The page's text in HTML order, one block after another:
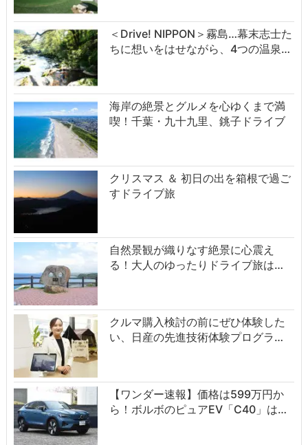
＜Drive! NIPPON＞霧島…幕末志士た
ちに想いをはせながら、4つの温泉…
海岸の絶景とグルメを心ゆくまで満
喫！千葉・九十九里、銚子ドライブ
クリスマス ＆ 初日の出を箱根で過ご
すドライブ旅
自然景観が織りなす絶景に心震え
る！大人のゆったりドライブ旅は…
クルマ購入検討の前にぜひ体験した
い、日産の先進技術体験プログラ…
【ワンダー速報】価格は599万円か
ら！ボルボのピュアEV「C40」は…